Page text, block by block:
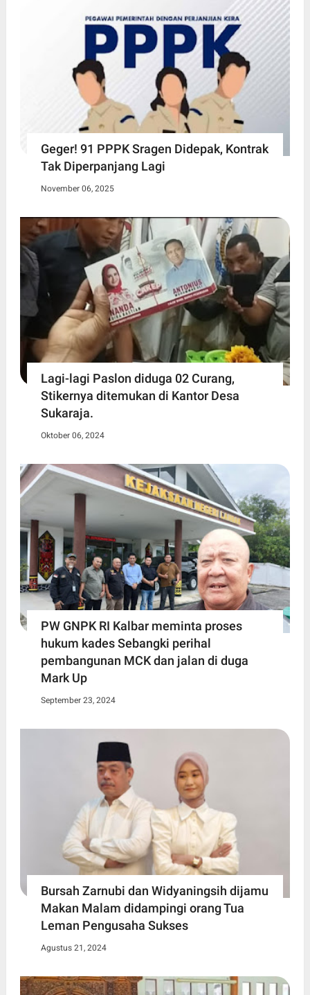
Geger! 91 PPPK Sragen Didepak, Kontrak
Tak Diperpanjang Lagi
November 06, 2025
Lagi-lagi Paslon diduga 02 Curang,
Stikernya ditemukan di Kantor Desa
Sukaraja.
Oktober 06, 2024
PW GNPK RI Kalbar meminta proses
hukum kades Sebangki perihal
pembangunan MCK dan jalan di duga
Mark Up
September 23, 2024
Bursah Zarnubi dan Widyaningsih dijamu
Makan Malam didampingi orang Tua
Leman Pengusaha Sukses
Agustus 21, 2024